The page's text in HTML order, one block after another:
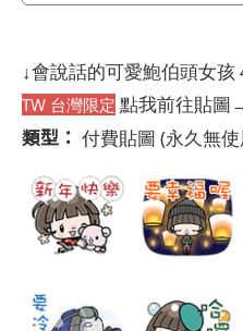
↓會說話的可愛鮑伯頭女孩
TW 台灣限定 點我前往貼圖
類型： 付費貼圖 (永久無